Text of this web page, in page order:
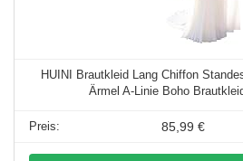
HUINI Brautkleid Lang Chiffon
Ärmel A-Linie Boho
85,99 €